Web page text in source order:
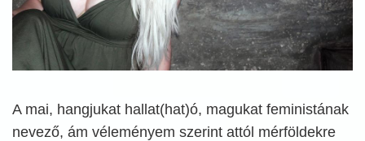
A mai, hangjukat hallat(hat)ó, magukat feministának
nevező, ám véleményem szerint attól mérföldekre